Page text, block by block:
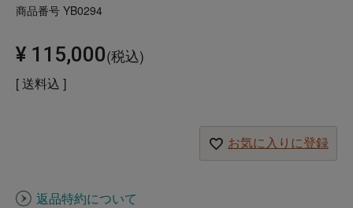
商品番号 YB0294
¥ 115,000 税込
送料込
お気に入りに登録
返品特約について